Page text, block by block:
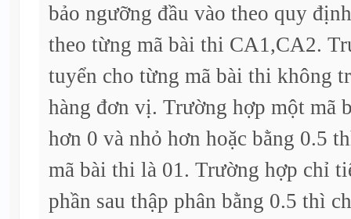
bảo ngưỡng đầu vào theo quy
theo từng mã bài thi CA1,CA2.
tuyển cho từng mã bài thi không
hàng đơn vị. Trường hợp một mã
hơn 0 và nhỏ hơn hoặc bằng 0.5
mã bài thi là 01. Trường hợp chỉ
phần sau thập phân bằng 0.5 thì